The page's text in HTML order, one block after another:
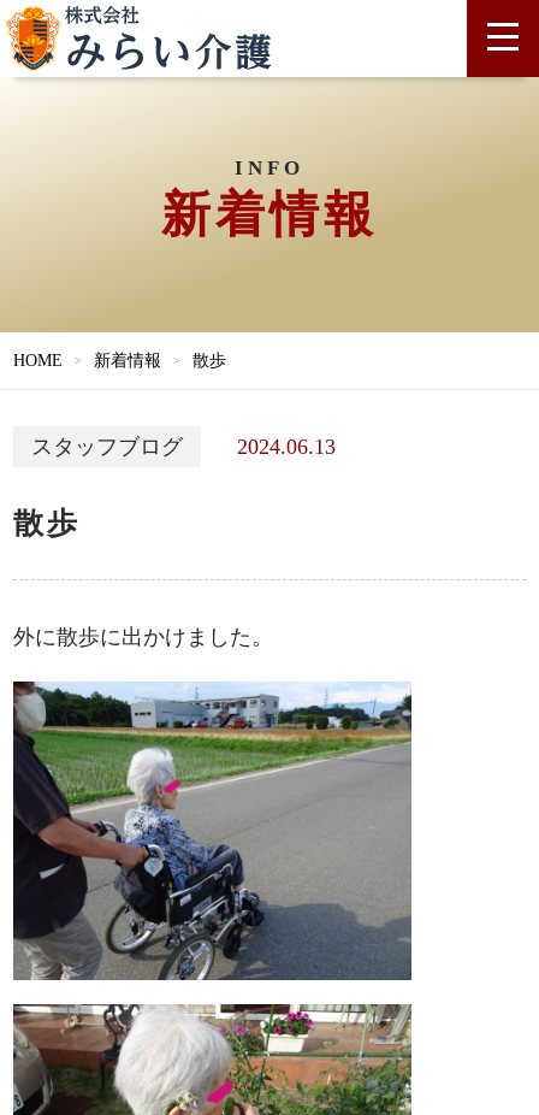
INFO
新着情報
HOME 新着情報 散歩
スタッフブログ 2024.06.13
散歩
外に散歩に出かけました。